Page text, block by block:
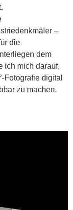
–
die
dem
ich mich darauf,
Fotografie digital
zu machen.